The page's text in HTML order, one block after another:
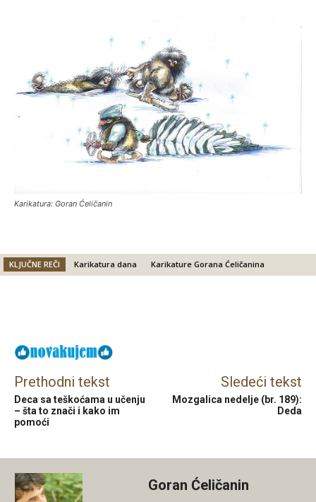
Karikatura: Goran Ćeličanin
KLJUČNE REČI Karikatura dana Karikature Gorana Ćeličanina
Prethodni tekst
Deca sa teškoćama u učenju
– šta to znači i kako im
pomoći
Sledeći tekst
Mozgalica nedelje (br. 189):
Deda
Goran Ćeličanin